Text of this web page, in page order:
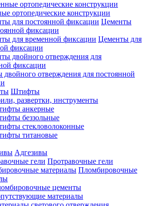
ортопедические конструкции
Цементы
фиксации
Цементы для
фиксации
отверждения для постоянной
Штифты
развертки, инструменты
анкерные
беззольные
стекловолоконные
титановые
Адгезивы
Протравочные гели
Пломбировочные
цементы
материалы